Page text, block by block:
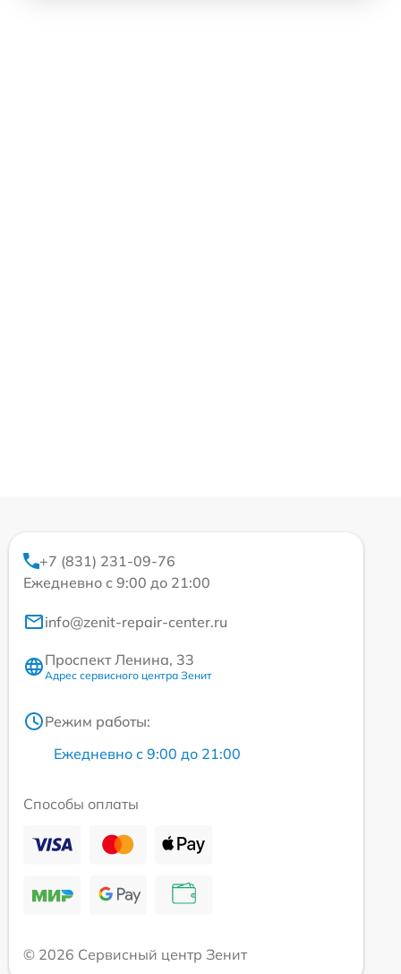
+7 (831) 231-09-76
Ежедневно с 9:00 до 21:00
info@zenit-repair-center.ru
Проспект Ленина, 33
Адрес сервисного центра Зенит
Режим работы:
Ежедневно с 9:00 до 21:00
Способы оплаты
© 2026 Сервисный центр Зенит